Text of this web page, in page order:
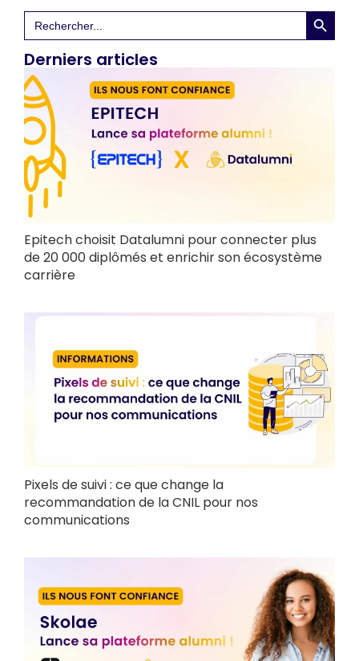
Search
for:
Search
Derniers articles
Epitech choisit Datalumni pour connecter plus
de 20 000 diplômés et enrichir son écosystème
carrière
Pixels de suivi : ce que change la
recommandation de la CNIL pour nos
communications